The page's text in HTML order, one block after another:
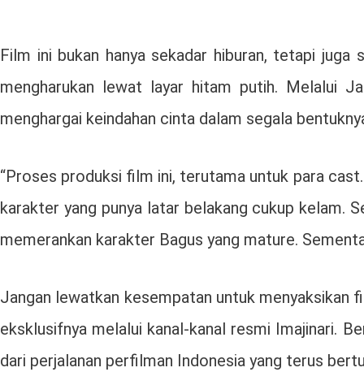
Film ini bukan hanya sekadar hiburan, tetapi
mengharukan lewat layar hitam putih. Melalui
menghargai keindahan cinta dalam segala
“Proses produksi film ini, terutama untuk para
karakter yang punya latar belakang cukup kelam.
memerankan karakter Bagus yang mature.
Jangan lewatkan kesempatan untuk
eksklusifnya melalui kanal-kanal resmi Imajinari.
dari perjalanan perfilman Indonesia yang terus